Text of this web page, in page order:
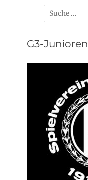
Suchen
nach:
G3-Junioren